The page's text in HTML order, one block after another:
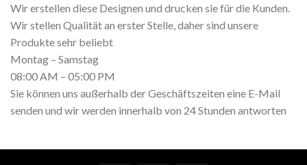
Wir erstellen diese Designen und drucken sie für die Kunden.
Wir stellen Qualität an erster Stelle, daher sind unsere
Produkte sehr beliebt
Montag – Samstag
08:00 AM – 05:00 PM
Sie können uns außerhalb der Geschäftszeiten eine E-Mail
senden und wir werden innerhalb von 24 Stunden antworten